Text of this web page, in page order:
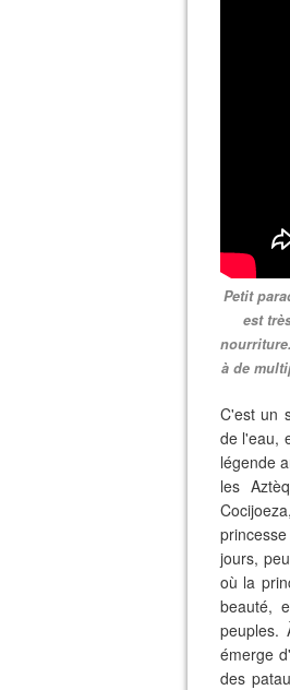
Petit
est
à de
C'est un
de l'eau,
légende
les
jours,
où la
beauté,
peuples.
émerge
des